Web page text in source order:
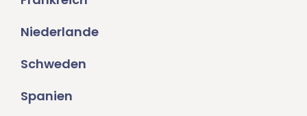
Niederlande
Schweden
Spanien